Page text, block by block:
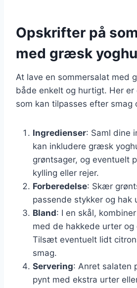
Opskrifter på
med græsk
At lave en sommersalat med
både enkelt og hurtigt. Her er
som kan tilpasses efter
Ingredienser: Saml dine
kan inkludere græsk
grøntsager, og eventuelt
kylling eller rejer.
Forberedelse: Skær
passende stykker og hak
Bland: I en skål,
med de hakkede urter og
Tilsæt eventuelt lidt
smag.
Servering: Anret salaten
pynt med ekstra urter